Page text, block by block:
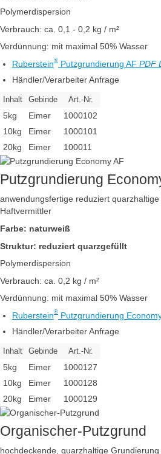
Polymerdispersion
Verbrauch: ca. 0,1 - 0,2 kg / m²
Verdünnung: mit maximal 50% Wasser
Ruberstein® Putzgrundierung AF PDF
Händler/Verarbeiter Anfrage
Inhalt Gebinde Art.-Nr.
5kg Eimer
1000102
10kg
Eimer
1000101
20kg
Eimer 100011
Putzgrundierung
anwendungsfertige reduziert
Haftvermittler
Farbe: naturweiß
Struktur: reduziert quarzgefüllt
Polymerdispersion
Verbrauch: ca. 0,2 kg / m²
Verdünnung: mit maximal 50% Wasser
Ruberstein® Putzgrundierung
Händler/Verarbeiter Anfrage
Inhalt Gebinde Art.-Nr.
5kg Eimer
1000127
10kg
Eimer
1000128
20kg
Eimer 1000129
Organischer-Putzgrund
hochdeckende, quarzhaltige